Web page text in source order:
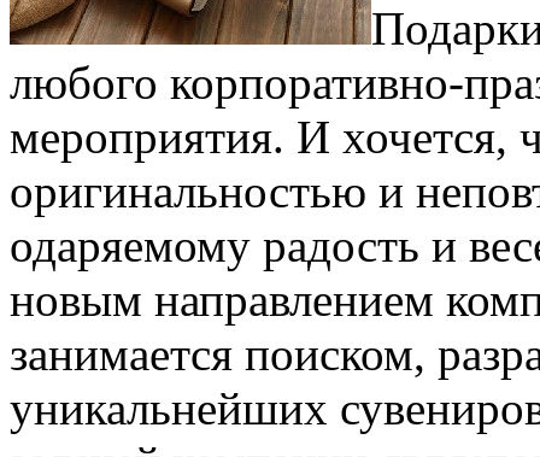
любого корпоративно-
мероприятия. И хочется,
оригинальностью и
одаряемому радость и
новым направлением
занимается поиском,
уникальнейших